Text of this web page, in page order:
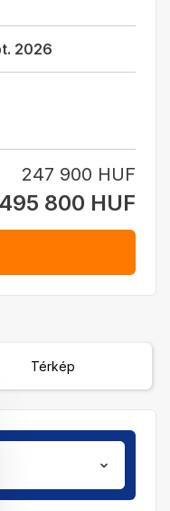
2026
247 900 HUF
495 800 HUF
Térkép